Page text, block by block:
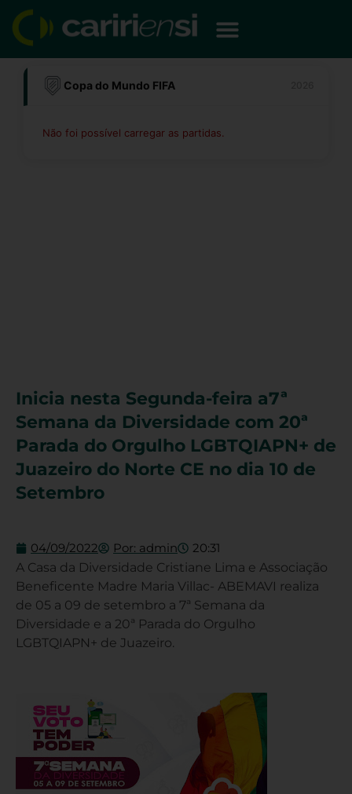
para
conteúdo
Copa do Mundo FIFA
Não foi possível carregar as partidas.
Inicia nesta Segunda-feira a7ª
Semana da Diversidade com 20ª
Parada do Orgulho LGBTQIAPN+ de
Juazeiro do Norte CE no dia 10 de
Setembro
04/09/2022 Por: admin 20:31
A Casa da Diversidade Cristiane Lima e Associação
Beneficente Madre Maria Villac- ABEMAVI realiza
de 05 a 09 de setembro a 7ª Semana da
Diversidade e a 20ª Parada do Orgulho
LGBTQIAPN+ de Juazeiro.